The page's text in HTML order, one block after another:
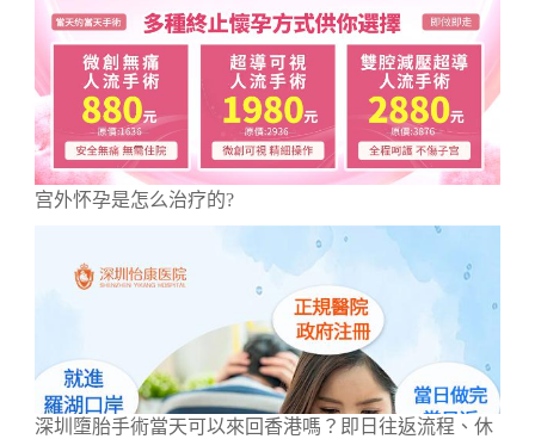
宫外怀孕是怎么治疗的?
深圳墮胎手術當天可以來回香港嗎？即日往返流程、休